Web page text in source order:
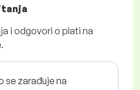
i odgovori o plati na
se zarađuje na